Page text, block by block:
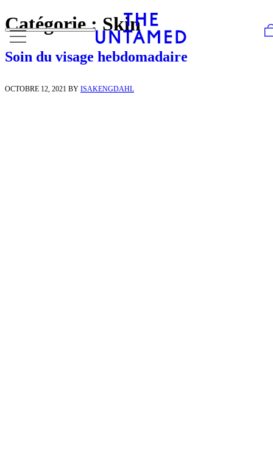
Skip to content
Catégorie : Skin
Soin du visage hebdomadaire
OCTOBRE 12, 2021 BY ISAKENGDAHL